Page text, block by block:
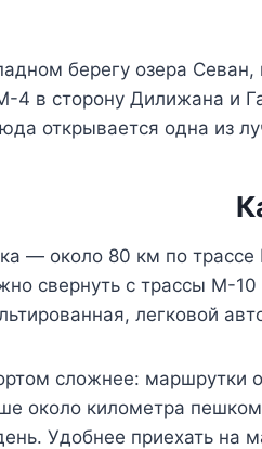
берегу озера
4 в сторону Дилижана и
открывается одна из
— около 80 км по
свернуть с трассы М-
легковой
сложнее: маршрутки
около километра
Удобнее приехать на